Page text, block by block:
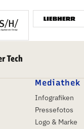
Mediathek
Infografiken
Pressefotos
Logo & Marke